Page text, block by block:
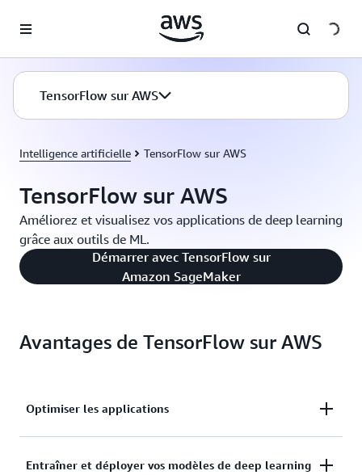
TensorFlow sur AWS
Intelligence artificielle TensorFlow sur AWS
TensorFlow sur AWS
Améliorez et visualisez vos applications de deep learning
grâce aux outils de ML.
Démarrer avec TensorFlow sur
Amazon SageMaker
Avantages de TensorFlow sur AWS
Optimiser les applications
Optimisez vos applications à l'aide d'outils de
Entraîner et déployer vos modèles de deep learning